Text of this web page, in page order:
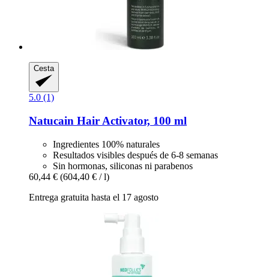
Cesta
5.0 (1)
Natucain Hair Activator, 100 ml
Ingredientes 100% naturales
Resultados visibles después de 6-8 semanas
Sin hormonas, siliconas ni parabenos
60,44 € (604,40 € / l)
Entrega gratuita hasta el 17 agosto